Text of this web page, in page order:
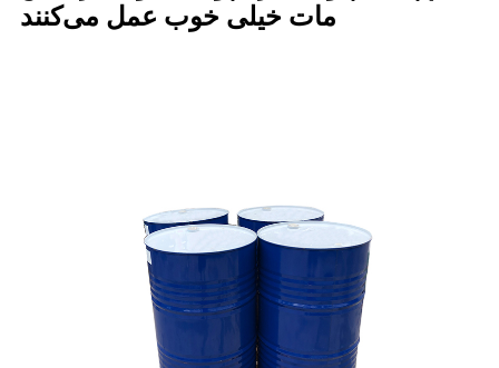
مات خیلی خوب عمل می‌کنند